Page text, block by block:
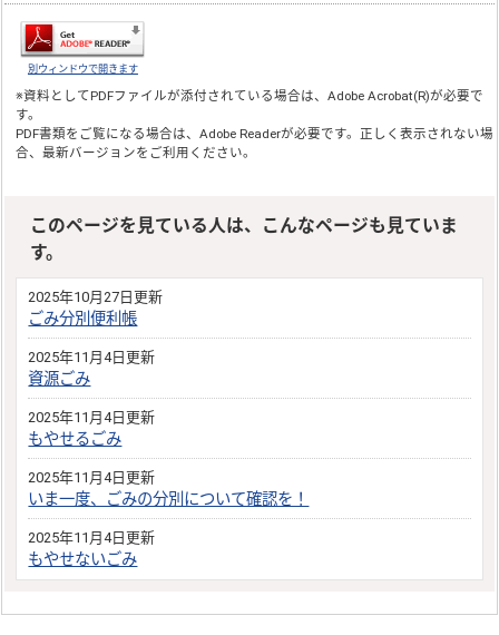
別ウィンドウで開きます
※資料としてPDFファイルが添付されている場合は、Adobe Acrobat(R)が必要で
す。
PDF書類をご覧になる場合は、Adobe Readerが必要です。正しく表示されない場
合、最新バージョンをご利用ください。
このページを見ている人は、こんなページも見ていま
す。
2025年10月27日更新
ごみ分別便利帳
2025年11月4日更新
資源ごみ
2025年11月4日更新
もやせるごみ
2025年11月4日更新
いま一度、ごみの分別について確認を！
2025年11月4日更新
もやせないごみ